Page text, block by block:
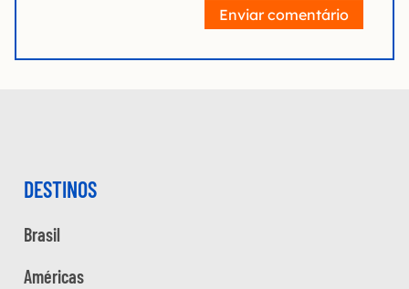
Enviar comentário
DESTINOS
Brasil
Américas